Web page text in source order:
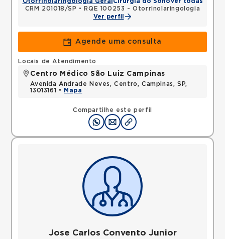
CRM 201018/SP •
RQE 100253 - Otorrinolaringologia
Ver perfil
Agende uma consulta
Compartilhe este perfil
Locais de Atendimento
Centro Médico São Luiz Campinas
Avenida Andrade Neves, Centro, Campinas, SP,
13013161 •
Mapa
Jose Carlos Convento Junior